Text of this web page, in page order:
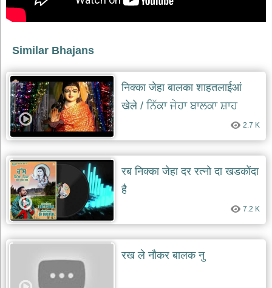
Similar Bhajans
निक्का जेहा बालका शाहतलाईआं
खेले / ਨਿੱਕਾ ਜੇਹਾ ਬਾਲਕਾ ਸ਼ਾਹ
2.7 K
रब निक्का जेहा दर रत्नो दा खडकोंदा
है
7.2 K
रख ले नौकर बालक नु